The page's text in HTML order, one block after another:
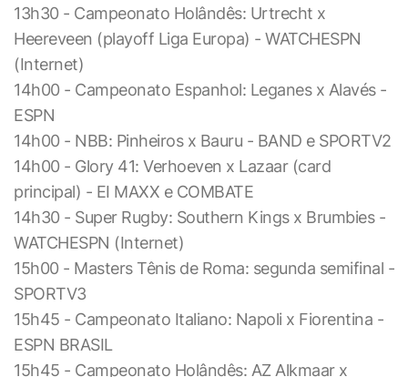
13h30 - Campeonato Holândês: Urtrecht x
Heereveen (playoff Liga Europa) - WATCHESPN
(Internet)
14h00 - Campeonato Espanhol: Leganes x Alavés -
ESPN
14h00 - NBB: Pinheiros x Bauru - BAND e SPORTV2
14h00 - Glory 41: Verhoeven x Lazaar (card
principal) - EI MAXX e COMBATE
14h30 - Super Rugby: Southern Kings x Brumbies -
WATCHESPN (Internet)
15h00 - Masters Tênis de Roma: segunda semifinal -
SPORTV3
15h45 - Campeonato Italiano: Napoli x Fiorentina -
ESPN BRASIL
15h45 - Campeonato Holândês: AZ Alkmaar x